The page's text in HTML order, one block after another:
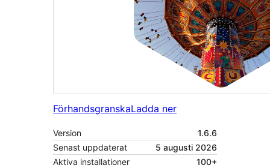
FörhandsgranskaLadda ner
Version
1.6.6
Senast uppdaterat
5 augusti 2026
Aktiva installationer
100+